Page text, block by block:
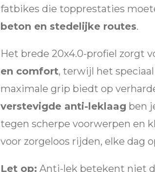
fatbikes die topprestaties
beton en stedelijke routes.
Het brede 20x4.0-profiel zorgt
en comfort, terwijl het
maximale grip biedt op
verstevigde anti-leklaag ben
tegen scherpe voorwerpen en
voor zorgeloos rijden, elke dag
Let op: Anti-lek betekent niet